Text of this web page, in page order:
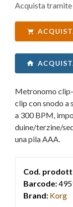
Acquista
Metronomo
clip con snodo a
a 300 BPM,
duine/terzine/
una pila AAA.
Cod.
Barcode:
Brand: Korg